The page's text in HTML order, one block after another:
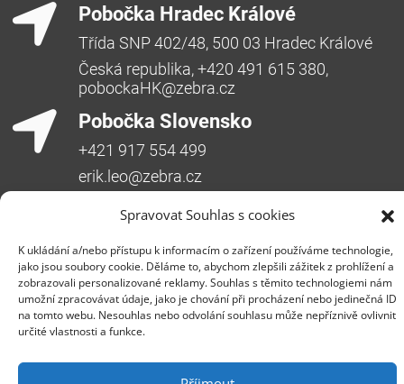
Spravovat Souhlas s cookies
K ukládání a/nebo přístupu k informacím o zařízení používáme technologie,
jako jsou soubory cookie. Děláme to, abychom zlepšili zážitek z prohlížení a
zobrazovali personalizované reklamy. Souhlas s těmito technologiemi nám
umožní zpracovávat údaje, jako je chování při procházení nebo jedinečná ID
na tomto webu. Nesouhlas nebo odvolání souhlasu může nepříznivě ovlivnit
určité vlastnosti a funkce.
Pobočka Hradec Králové
Třída SNP 402/48, 500 03 Hradec Králové
Česká republika, +420 491 615 380,
pobockaHK@zebra.cz
Pobočka Slovensko
+421 917 554 499
erik.leo@zebra.cz
Pobočka Adriatic
(SRB)
nebojsa.stankic@zebra.cz